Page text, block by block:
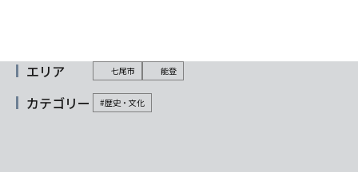
エリア 七尾市 能登
カテゴリー #歴史・文化